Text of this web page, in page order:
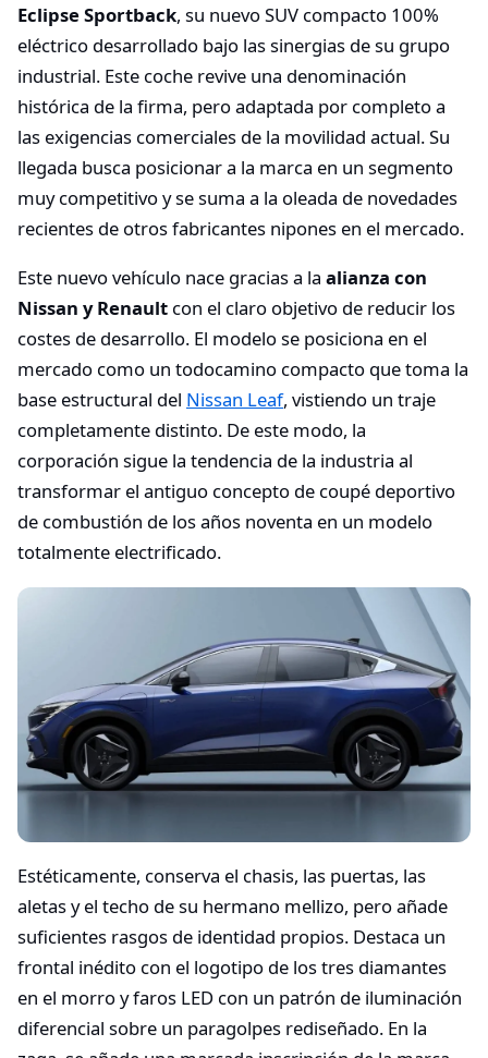
Eclipse Sportback, su nuevo SUV compacto 100%
eléctrico desarrollado bajo las sinergias de su grupo
industrial. Este coche revive una denominación
histórica de la firma, pero adaptada por completo a
las exigencias comerciales de la movilidad actual. Su
llegada busca posicionar a la marca en un segmento
muy competitivo y se suma a la oleada de novedades
recientes de otros fabricantes nipones en el mercado.
Este nuevo vehículo nace gracias a la alianza con
Nissan y Renault con el claro objetivo de reducir los
costes de desarrollo. El modelo se posiciona en el
mercado como un todocamino compacto que toma la
base estructural del Nissan Leaf, vistiendo un traje
completamente distinto. De este modo, la
corporación sigue la tendencia de la industria al
transformar el antiguo concepto de coupé deportivo
de combustión de los años noventa en un modelo
totalmente electrificado.
Estéticamente, conserva el chasis, las puertas, las
aletas y el techo de su hermano mellizo, pero añade
suficientes rasgos de identidad propios. Destaca un
frontal inédito con el logotipo de los tres diamantes
en el morro y faros LED con un patrón de iluminación
diferencial sobre un paragolpes rediseñado. En la